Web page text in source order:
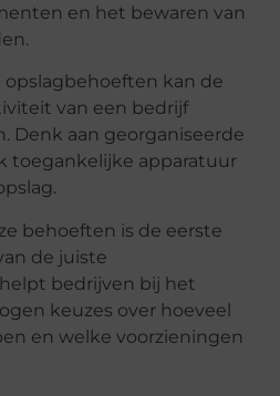
en het bewaren van
opslagbehoeften kan de
van een bedrijf
Denk aan georganiseerde
toegankelijke apparatuur
behoeften is de eerste
de juiste
bedrijven bij het
keuzes over hoeveel
en welke voorzieningen